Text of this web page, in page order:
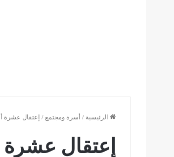
الرئيسية / أسرة ومجتمع / إعتقال عشرة
إعتقال